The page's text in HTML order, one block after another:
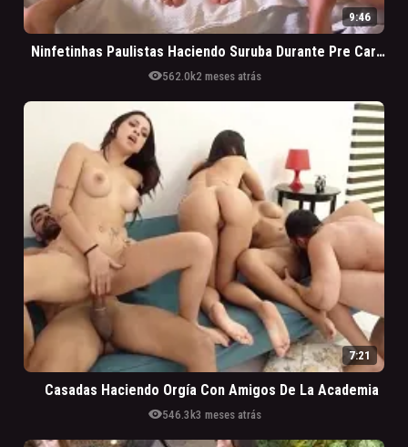
9:46
Ninfetinhas Paulistas Haciendo Suruba Durante Pre Carnaval En La Casa De Los Jefes
visibility562.0k2 meses atrás
7:21
Casadas Haciendo Orgía Con Amigos De La Academia
visibility546.3k3 meses atrás